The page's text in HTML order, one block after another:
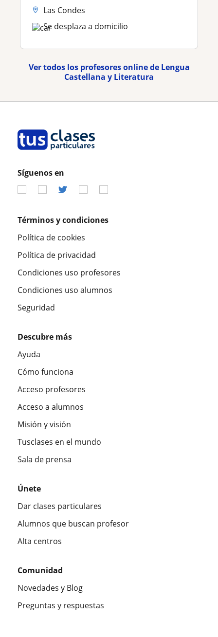
Las Condes
Se desplaza a domicilio
Ver todos los profesores online de Lengua
Castellana y Literatura
Síguenos en
Términos y condiciones
Política de cookies
Política de privacidad
Condiciones uso profesores
Condiciones uso alumnos
Seguridad
Descubre más
Ayuda
Cómo funciona
Acceso profesores
Acceso a alumnos
Misión y visión
Tusclases en el mundo
Sala de prensa
Únete
Dar clases particulares
Alumnos que buscan profesor
Alta centros
Comunidad
Novedades y Blog
Preguntas y respuestas